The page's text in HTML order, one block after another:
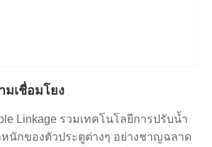
มเชื่อมโยง
Linkage รวมเทคโนโลยีการปรับน้ำ
นักของตัวประตูต่างๆ อย่างชาญฉลาด